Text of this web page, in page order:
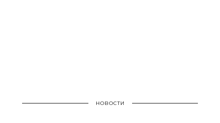
НОВОСТИ